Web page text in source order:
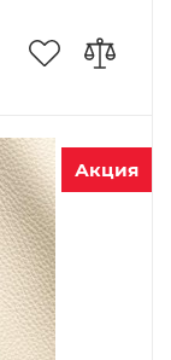
Акция